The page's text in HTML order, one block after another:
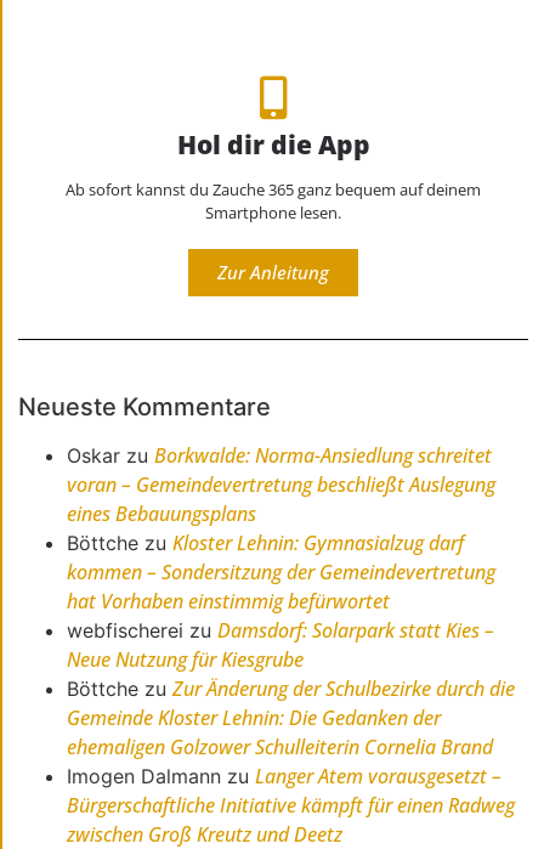
Hol dir die App
Ab sofort kannst du Zauche 365 ganz bequem auf deinem
Smartphone lesen.
Zur Anleitung
Neueste Kommentare
Oskar zu Borkwalde: Norma-Ansiedlung schreitet
voran – Gemeindevertretung beschließt Auslegung
eines Bebauungsplans
Böttche zu Kloster Lehnin: Gymnasialzug darf
kommen – Sondersitzung der Gemeindevertretung
hat Vorhaben einstimmig befürwortet
webfischerei zu Damsdorf: Solarpark statt Kies –
Neue Nutzung für Kiesgrube
Böttche zuZur Änderung der Schulbezirke durch die
Gemeinde Kloster Lehnin: Die Gedanken der
ehemaligen Golzower Schulleiterin Cornelia Brand
Imogen Dalmann zu Langer Atem vorausgesetzt –
Bürgerschaftliche Initiative kämpft für einen Radweg
zwischen Groß Kreutz und Deetz